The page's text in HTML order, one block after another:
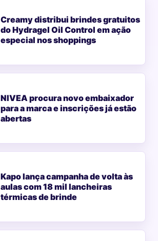
Creamy distribui brindes gratuitos
do Hydragel Oil Control em ação
especial nos shoppings
NIVEA procura novo embaixador
para a marca e inscrições já estão
abertas
Kapo lança campanha de volta às
aulas com 18 mil lancheiras
térmicas de brinde